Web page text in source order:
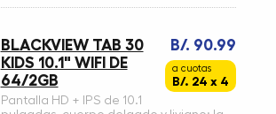
B/. 90.99
a cuotas
B/. 24 x 4
BLACKVIEW TAB 30
KIDS 10.1" WIFI DE
64/2GB
Pantalla HD + IPS de 10.1